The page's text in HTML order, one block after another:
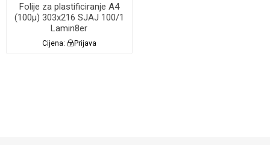
Folije za plastificiranje A4
(100µ) 303x216 SJAJ 100/1
Lamin8er
Cijena: Prijava